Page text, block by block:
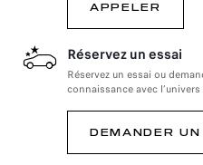
APPELER
Réservez un essai
Réservez un essai ou
connaissance avec
DEMANDER